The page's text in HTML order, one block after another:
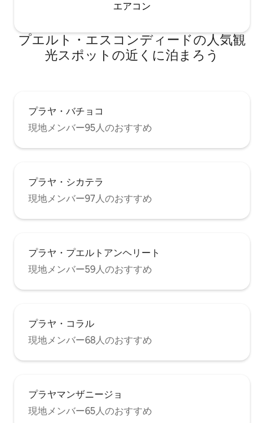
エアコン
プエルト・エスコンディードの人気観
光スポットの近くに泊まろう
プラヤ・バチョコ
現地メンバー95人のおすすめ
プラヤ・シカテラ
現地メンバー97人のおすすめ
プラヤ・プエルトアンヘリート
現地メンバー59人のおすすめ
プラヤ・コラル
現地メンバー68人のおすすめ
プラヤマンザニージョ
現地メンバー65人のおすすめ